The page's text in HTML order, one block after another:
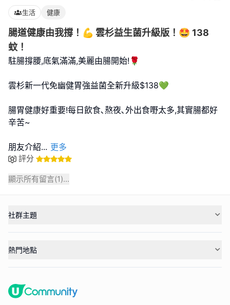
生活 健康
腸道健康由我撐！💪 雲杉益生菌升級版！🤩 138
蚊！
駐腸撐腰,底氣滿滿,美麗由腸開始!🌹
雲杉新一代免幽健胃強益菌全新升級$138💚
腸胃健康好重要!每日飲食､熬夜､外出食嘢太多,其實腸都好
辛苦~
朋友介紹... 更多
評分
顯示所有留言(1)...
社群主題
熱門地點